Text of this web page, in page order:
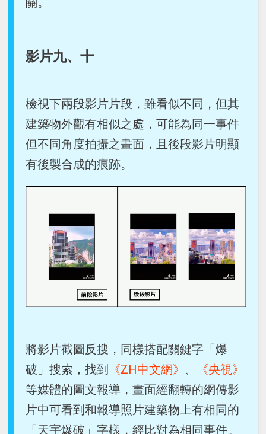
影片九、十
檢視下兩段影片片段，雖看似不同，但其
建築物外觀有相似之處，可能為同一事件
但不同角度拍攝之畫面，且後段影片明顯
有後製合成的痕跡。
將影片截圖反搜，同樣搭配關鍵字「爆
破」搜索，找到
《ZH中文網》 、
《央視》
等媒體的圖文報導，畫面經翻轉的網傳影
片中可看到和報導照片建築物上有相同的
「天宇爆破」字樣，經比對為相同事件。